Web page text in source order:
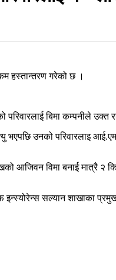
हस्तान्तरण गरेको छ ।
परिवारलाई बिमा कम्पनीले उक्त
भएपछि उनको परिवारलाइ
आजिवन विमा बनाई मात्रै
सल्यान शाखाका